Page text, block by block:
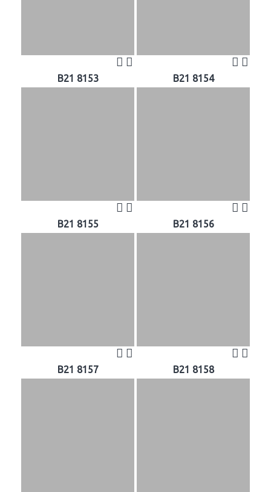
B21 8153 B21 8154
B21 8155 B21 8156
B21 8157 B21 8158